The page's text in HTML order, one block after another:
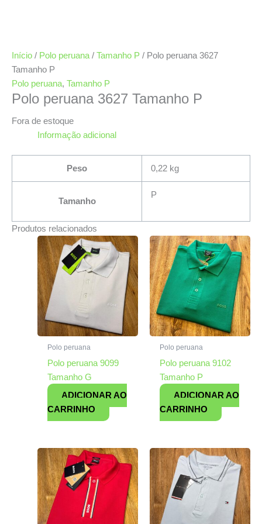
Início / Polo peruana / Tamanho P / Polo peruana 3627
Tamanho P
Polo peruana, Tamanho P
Polo peruana 3627 Tamanho P
Fora de estoque
Informação adicional
Peso 0,22 kg
Tamanho
P
Produtos relacionados
Polo peruana
Polo peruana 9099
Tamanho G
ADICIONAR AO
CARRINHO
Polo peruana
Polo peruana 9102
Tamanho P
ADICIONAR AO
CARRINHO